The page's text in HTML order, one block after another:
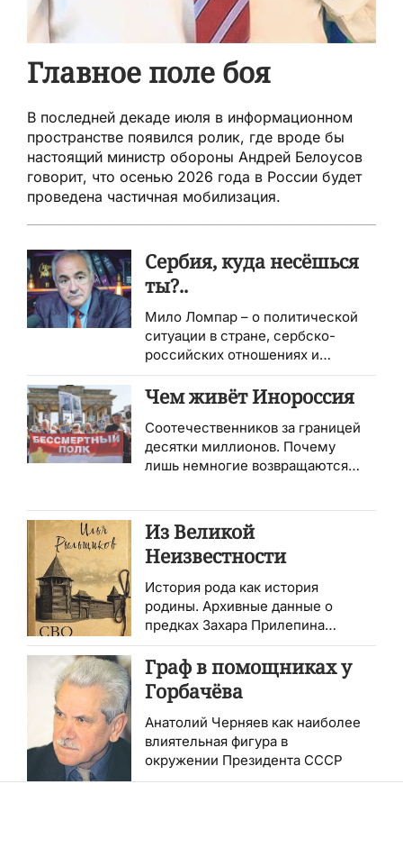
Главное поле боя
В последней декаде июля в информационном
пространстве появился ролик, где вроде бы
настоящий министр обороны Андрей Белоусов
говорит, что осенью 2026 года в России будет
проведена частичная мобилизация.
Сербия, куда несёшься
ты?..
Мило Ломпар – о политической
ситуации в стране, сербско-
российских отношениях и
активизации сербско-
украинского взаимодействия
Чем живёт Инороссия
Соотечественников за границей
десятки миллионов. Почему
лишь немногие возвращаются
Из Великой
Неизвестности
История рода как история
родины. Архивные данные о
предках Захара Прилепина
стали основой книги «СВО XVII
века»
Граф в помощниках у
Горбачёва
Анатолий Черняев как наиболее
влиятельная фигура в
окружении Президента СССР